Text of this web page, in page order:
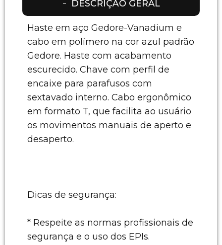
DESCRIÇÃO GERAL
Haste em aço Gedore-Vanadium e
cabo em polímero na cor azul padrão
Gedore. Haste com acabamento
escurecido. Chave com perfil de
encaixe para parafusos com
sextavado interno. Cabo ergonômico
em formato T, que facilita ao usuário
os movimentos manuais de aperto e
desaperto.
Dicas de segurança:
* Respeite as normas profissionais de
segurança e o uso dos EPIs.